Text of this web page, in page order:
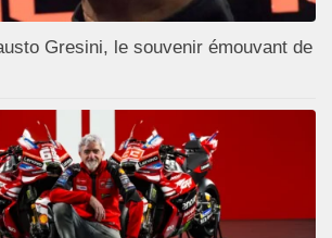
Gresini, le souvenir émouvant de